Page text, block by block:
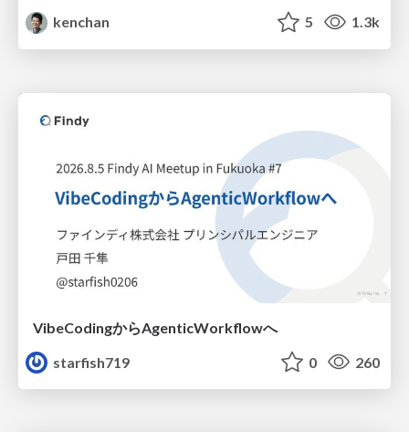
kenchan
5 1.3k
VibeCodingからAgenticWorkflowへ
starfish719
0 260